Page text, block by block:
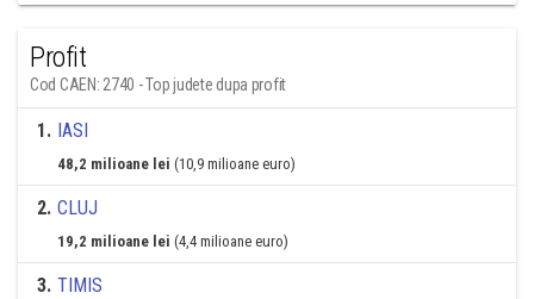
Profit
Cod CAEN: 2740 - Top judete dupa profit
1. IASI
48,2 milioane lei (10,9 milioane euro)
2. CLUJ
19,2 milioane lei (4,4 milioane euro)
3. TIMIS